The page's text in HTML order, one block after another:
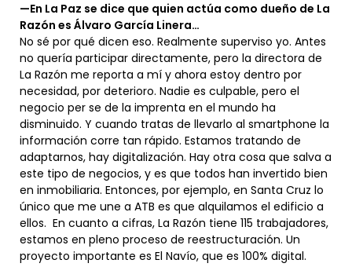
—En La Paz se dice que quien actúa como dueño de La
Razón es Álvaro García Linera…
No sé por qué dicen eso. Realmente superviso yo. Antes
no quería participar directamente, pero la directora de
La Razón me reporta a mí y ahora estoy dentro por
necesidad, por deterioro. Nadie es culpable, pero el
negocio per se de la imprenta en el mundo ha
disminuido. Y cuando tratas de llevarlo al smartphone la
información corre tan rápido. Estamos tratando de
adaptarnos, hay digitalización. Hay otra cosa que salva a
este tipo de negocios, y es que todos han invertido bien
en inmobiliaria. Entonces, por ejemplo, en Santa Cruz lo
único que me une a ATB es que alquilamos el edificio a
ellos. En cuanto a cifras, La Razón tiene 115 trabajadores,
estamos en pleno proceso de reestructuración. Un
proyecto importante es El Navío, que es 100% digital.